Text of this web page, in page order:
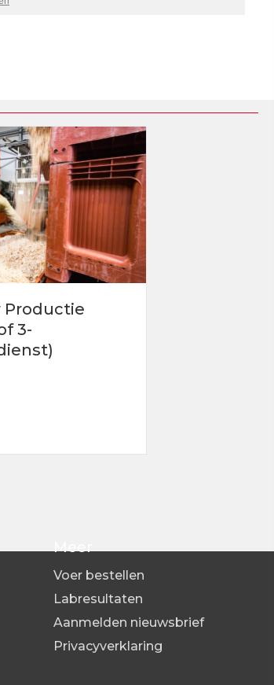
Productie
3-
Operator Productie (dag-, 2- of 3-
Meer
Voer bestellen
Labresultaten
Aanmelden nieuwsbrief
Privacyverklaring